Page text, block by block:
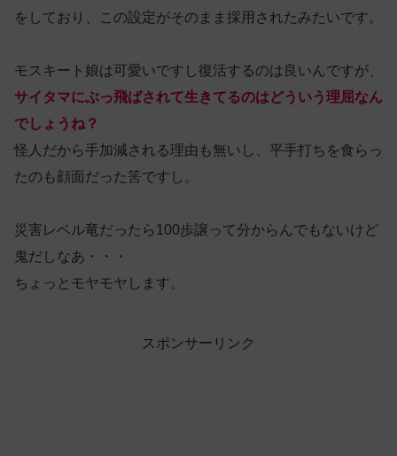
をしており、この設定がそのまま採用されたみたいです。
モスキート娘は可愛いですし復活するのは良いんですが、
サイタマにぶっ飛ばされて生きてるのはどういう理屈なん
でしょうね？
怪人だから手加減される理由も無いし、平手打ちを食らっ
たのも顔面だった筈ですし。
災害レベル竜だったら100歩譲って分からんでもないけど
鬼だしなあ・・・
ちょっとモヤモヤします。
スポンサーリンク